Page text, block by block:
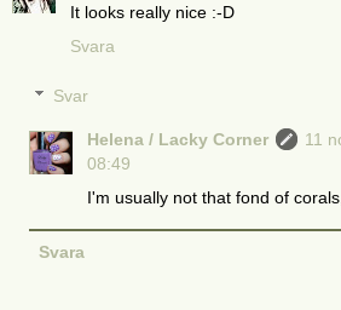
It looks really nice :-D
Svara
Svar
Helena / Lacky Corner
11
08:49
I'm usually not that fond of
Svara